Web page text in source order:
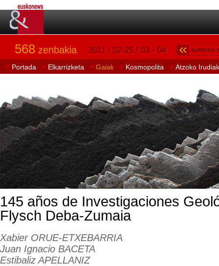
568 zenbakia 2011 / 02-25 / 03 - 04 AURREKO
Portada Elkarrizketa Gaiak Kosmopolita Atzoko Irudiak
145 años de Investigaciones
Flysch Deba-Zumaia
Xabier ORUE-ETXEBARRIA
Juan Ignacio BACETA
Estibaliz APELLANIZ